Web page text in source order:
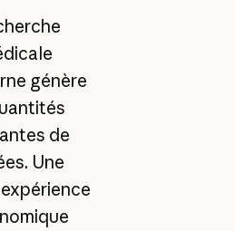
génère
de
Une